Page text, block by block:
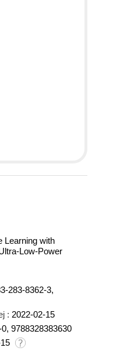
maszynowego,
kilku
dotyczące
dobrze
z
na praktycznej
Learning with
Low-Power
283-8362-3,
: 2022-02-15
9788328383630